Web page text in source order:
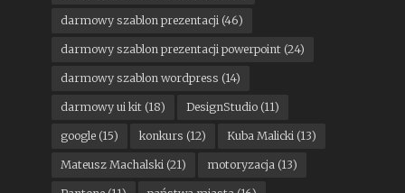
darmowy szablon prezentacji(46)
darmowy szablon prezentacji powerpoint(24)
darmowy szablon wordpress (14)
darmowy ui kit(18) DesignStudio(11)
google(15) konkurs (12) Kuba Malicki(13)
Mateusz Machalski(21) motoryzacja(13)